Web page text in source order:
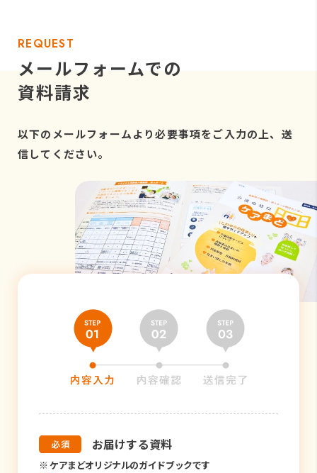
REQUEST
メールフォームでの
資料請求
以下のメールフォームより必要事項をご入力の上、送
信してください。
お届けする資料
※ ケアまどオリジナルのガイドブックです